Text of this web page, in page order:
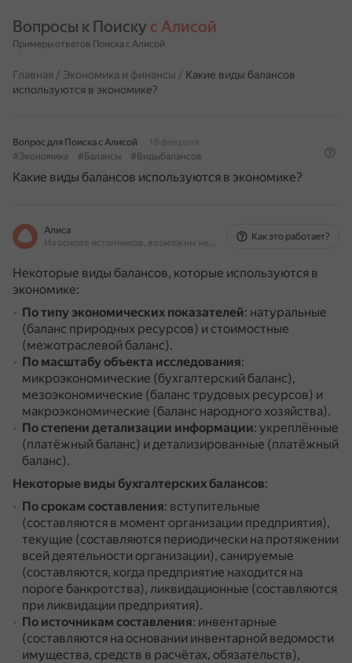
Вопросы к Поиску с Алисой
Примеры ответов Поиска с Алисой
Главная / Экономика и финансы / Какие виды балансов
используются в экономике?
Вопрос для Поиска с Алисой
18 февраля
#Экономика
#Балансы #Видыбалансов
Какие виды балансов используются в экономике?
Алиса
На основе источников, возможны неточности
Как это работает?
Некоторые виды балансов, которые используются в
экономике:
По типу экономических показателей: натуральные
(баланс природных ресурсов) и стоимостные
(межотраслевой баланс).
По масштабу объекта исследования:
микроэкономические (бухгалтерский баланс),
мезоэкономические (баланс трудовых ресурсов) и
макроэкономические (баланс народного хозяйства).
По степени детализации информации: укреплённые
(платёжный баланс) и детализированные (платёжный
баланс).
Некоторые виды бухгалтерских балансов:
По срокам составления: вступительные
(составляются в момент организации предприятия),
текущие (составляются периодически на протяжении
всей деятельности организации), санируемые
(составляются, когда предприятие находится на
пороге банкротства), ликвидационные (составляются
при ликвидации предприятия).
По источникам составления: инвентарные
(составляются на основании инвентарной ведомости
имущества, средств в расчётах, обязательств),